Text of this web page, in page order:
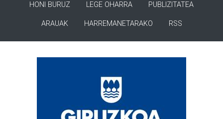
HONI BURUZ LEGE OHARRA PUBLIZITATEA
ARAUAK HARREMANETARAKO RSS